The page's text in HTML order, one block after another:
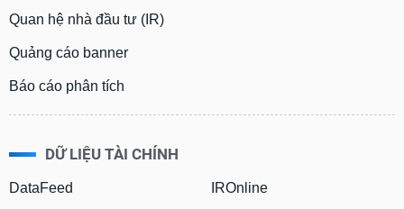
Quan hệ nhà đầu tư (IR)
Quảng cáo banner
Báo cáo phân tích
DỮ LIỆU TÀI CHÍNH
DataFeed
IROnline